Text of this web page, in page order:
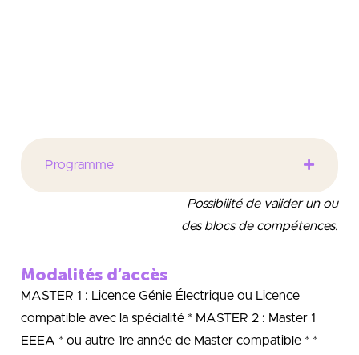
Programme
Possibilité de valider un ou
des blocs de compétences.
Modalités d’accès
MASTER 1 : Licence Génie Électrique ou Licence
compatible avec la spécialité * MASTER 2 : Master 1
EEEA * ou autre 1re année de Master compatible * *